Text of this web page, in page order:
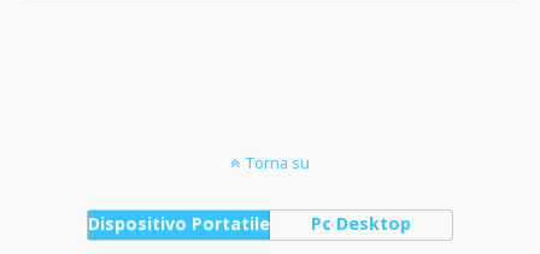
Torna su
Dispositivo Portatile Pc Desktop